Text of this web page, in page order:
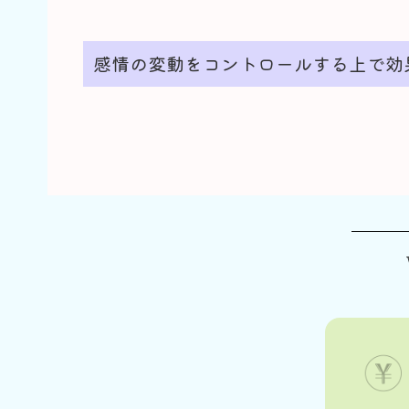
感情の変動をコントロールする上で